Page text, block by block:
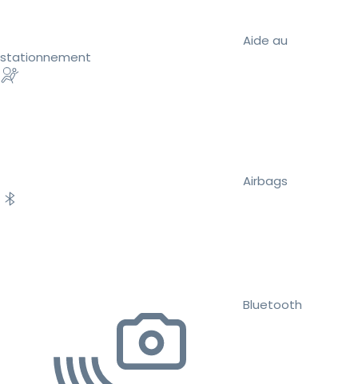
Aide au
stationnement
Airbags
Bluetooth